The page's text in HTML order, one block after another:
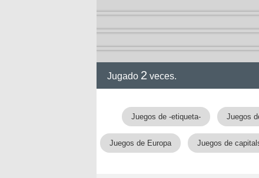
Jugado 2 veces.
Juegos de -etiqueta- Juegos
Juegos de Europa Juegos de